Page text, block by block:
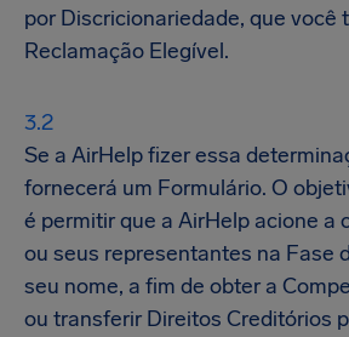
por Discricionariedade, que você
Reclamação Elegível.
Se a AirHelp fizer essa
fornecerá um Formulário. O
é permitir que a AirHelp acione a
ou seus representantes na Fase
seu nome, a fim de obter a
ou transferir Direitos Creditórios